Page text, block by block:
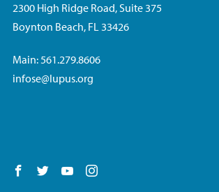
2300 High Ridge Road, Suite 375
Boynton Beach, FL 33426
Main: 561.279.8606
infose@lupus.org
Follow us on Facebook
Follow us on Twitter
Follow us on YouTube